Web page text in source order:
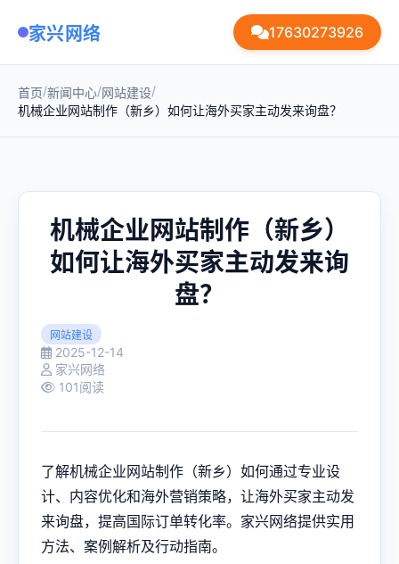
家兴网络 17630273926
首页/新闻中心/网站建设/
机械企业网站制作（新乡）如何让海外买家主动发来询盘？
机械企业网站制作（新乡）
如何让海外买家主动发来询
盘？
网站建设
2025-12-14
家兴网络
101阅读
了解机械企业网站制作（新乡）如何通过专业设
计、内容优化和海外营销策略，让海外买家主动发
来询盘，提高国际订单转化率。家兴网络提供实用
方法、案例解析及行动指南。